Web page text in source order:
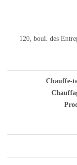
120, boul. des
Chauffe-